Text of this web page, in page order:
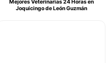
Mejores Veterinarias 24 Horas en
Joquicingo de León Guzmán